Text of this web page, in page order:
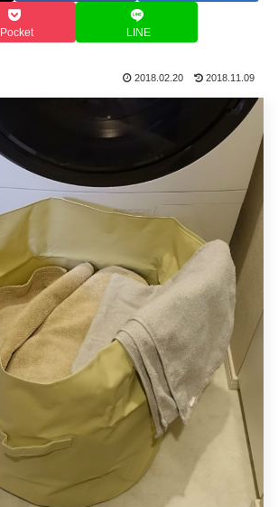
Pocket LINE
2018.02.20 2018.11.09